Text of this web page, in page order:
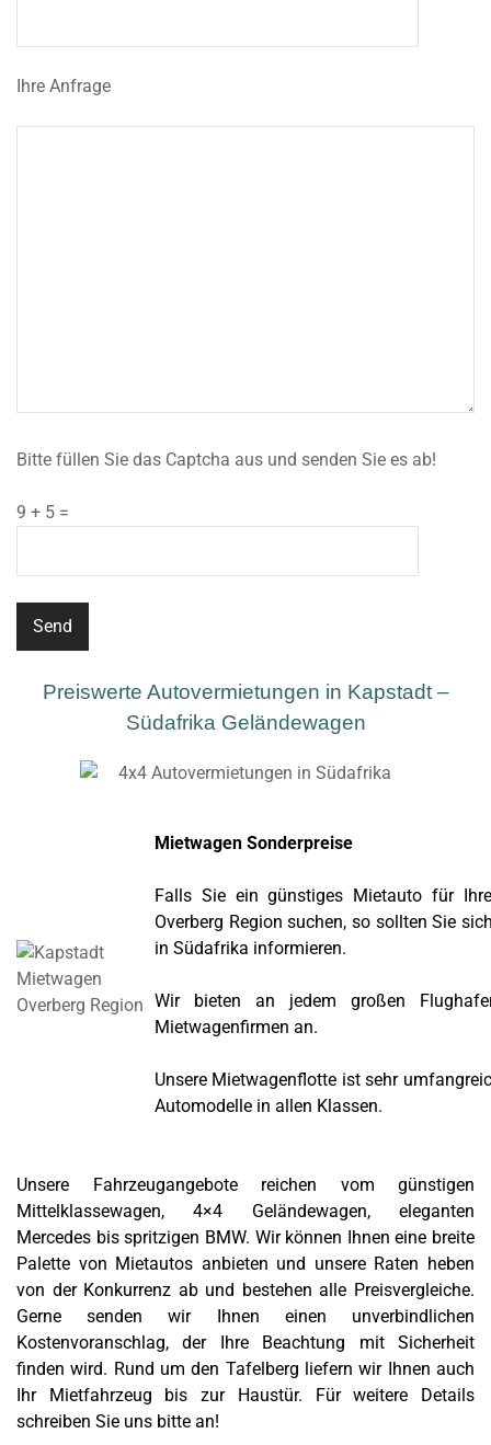
Ihre Anfrage
Bitte füllen Sie das Captcha aus und senden Sie es ab!
9 + 5 =
Preiswerte Autovermietungen in Kapstadt –
Südafrika Geländewagen
Mietwagen Sonderpreise
Falls Sie ein günstiges Mietauto für
Overberg Region suchen, so sollten Sie
in Südafrika informieren.
Wir bieten an jedem großen
Mietwagenfirmen an.
Unsere Mietwagenflotte ist sehr
Automodelle in allen Klassen.
Unsere Fahrzeugangebote reichen vom günstigen
Mittelklassewagen, 4×4 Geländewagen, eleganten
Mercedes bis spritzigen BMW. Wir können Ihnen eine breite
Palette von Mietautos anbieten und unsere Raten heben
von der Konkurrenz ab und bestehen alle Preisvergleiche.
Gerne senden wir Ihnen einen unverbindlichen
Kostenvoranschlag, der Ihre Beachtung mit Sicherheit
finden wird. Rund um den Tafelberg liefern wir Ihnen auch
Ihr Mietfahrzeug bis zur Haustür. Für weitere Details
schreiben Sie uns bitte an!